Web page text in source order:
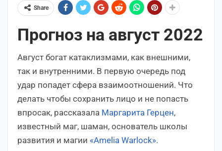
Share
Прогноз на август 2022
Август богат катаклизмами, как внешними,
так и внутренними. В первую очередь под
удар попадет сфера взаимоотношений. Что
делать чтобы сохранить лицо и не попасть
впросак, рассказала Маргарита Герцен,
известный маг, шаман, основатель школы
развития и магии «Amelia Warlock».